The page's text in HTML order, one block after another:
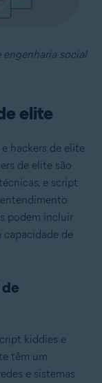
social
elite
hackers de elite
de elite são
e script
podem incluir
capacidade de
kiddies e
têm um
e sistemas